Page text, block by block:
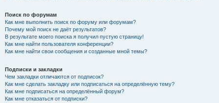
Поиск по форумам
Как мне выполнить поиск по форуму или форумам?
Почему мой поиск не даёт результатов?
В результате моего поиска я получил пустую страницу!
Как мне найти пользователя конференции?
Как мне найти свои сообщения и созданные мной темы?
Подписки и закладки
Чем закладки отличаются от подписок?
Как мне сделать закладку или подписаться на определённую тему?
Как мне подписаться на определённый форум?
Как мне отказаться от подписки?